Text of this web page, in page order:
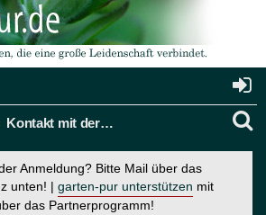
Kontakt mit der Board-Administration aufnehmen
Anmeldung? Bitte Mail über das
unten! | garten-pur unterstützen mit
das Partnerprogramm!